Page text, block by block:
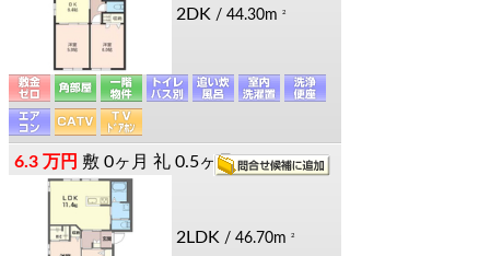
2DK / 44.30m 2
6.3 万円 敷 0ヶ月 礼 0.5ヶ月
2LDK / 46.70m 2